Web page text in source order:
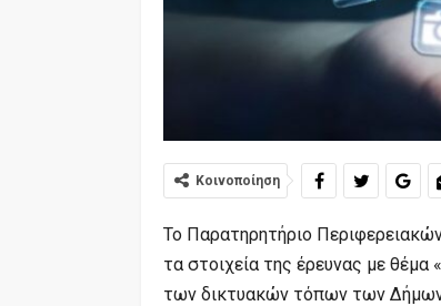
Κοινοποίηση
Το Παρατηρητήριο
τα στοιχεία της έρευνας με
των δικτυακών τόπων των Δήμων